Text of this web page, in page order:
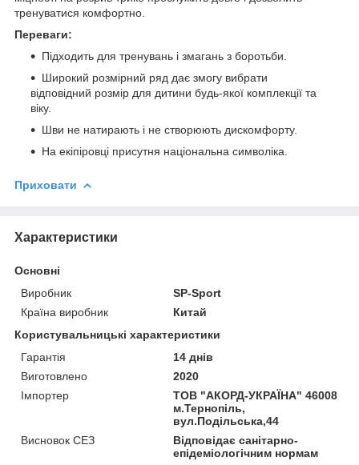
тренуватися комфортно.
Переваги:
Підходить для тренувань і змагань з боротьби.
Широкий розмірний ряд дає змогу вибрати
відповідний розмір для дитини будь-якої комплекції та
віку.
Шви не натирають і не створюють дискомфорту.
На екіпіровці присутня національна символіка.
Приховати
Характеристики
Основні
Виробник
SP-Sport
Країна виробник
Китай
Користувальницькі характеристики
Гарантія
14 днів
Виготовлено
2020
Імпортер
ТОВ "АКОРД-УКРАЇНА" 46008
м.Тернопіль,
вул.Подільська,44
Висновок СЕЗ
Відповідає санітарно-
епідеміологічним нормам